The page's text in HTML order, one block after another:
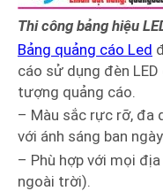
Thi công bảng hiệu
Bảng quảng cáo Led
cáo sử dụng đèn
tượng quảng cáo.
– Màu sắc rực rỡ, đa
với ánh sáng ban
– Phù hợp với mọi
ngoài trời).